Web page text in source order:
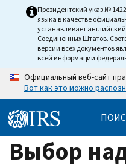
Президентский указ №
языка в качестве
устанавливает
Соединенных Штатов.
версии всех документов
всей информации
Официальный веб-сайт
Вот как это можно
Выбор